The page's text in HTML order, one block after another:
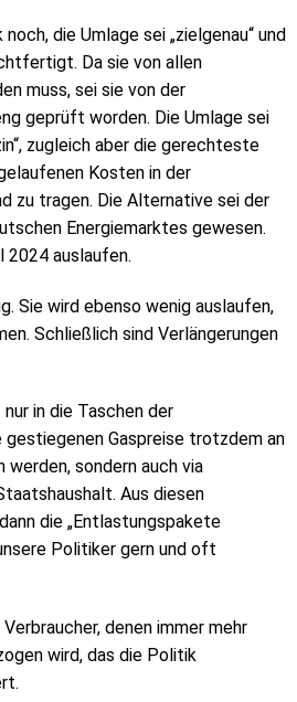
die Umlage sei „zielgenau“ und
Da sie von allen
muss, sei sie von der
geprüft worden. Die Umlage sei
zugleich aber die gerechteste
Kosten in der
zu tragen. Die Alternative sei der
Energiemarktes gewesen.
2024 auslaufen.
Sie wird ebenso wenig auslaufen,
Schließlich sind Verlängerungen
in die Taschen der
gestiegenen Gaspreise trotzdem an
sondern auch via
Aus diesen
die „Entlastungspakete
Politiker gern und oft
denen immer mehr
wird, das die Politik